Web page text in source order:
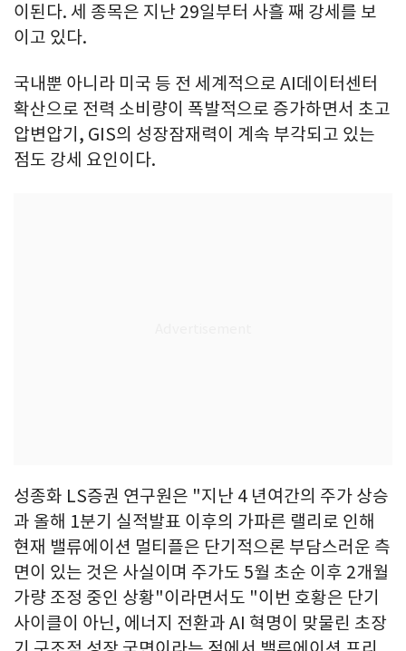
이된다. 세 종목은 지난 29일부터 사흘 째 강세를 보
이고 있다.
국내뿐 아니라 미국 등 전 세계적으로 AI데이터센터
확산으로 전력 소비량이 폭발적으로 증가하면서 초고
압변압기, GIS의 성장잠재력이 계속 부각되고 있는
점도 강세 요인이다.
성종화 LS증권 연구원은 "지난 4 년여간의 주가 상승
과 올해 1분기 실적발표 이후의 가파른 랠리로 인해
현재 밸류에이션 멀티플은 단기적으론 부담스러운 측
면이 있는 것은 사실이며 주가도 5월 초순 이후 2개월
가량 조정 중인 상황"이라면서도 "이번 호황은 단기
사이클이 아닌, 에너지 전환과 AI 혁명이 맞물린 초장